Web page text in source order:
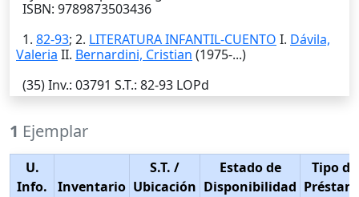
ISBN: 9789873503436
1. 82-93; 2. LITERATURA INFANTIL-CUENTO I. Dávila,
Valeria II. Bernardini, Cristian (1975-...)
(35)Inv.: 03791 S.T.: 82-93 LOPd
1 Ejemplar
U.
Info.
Inventario
S.T. /
Ubicación
Estado de
Disponibilidad
Tipo de